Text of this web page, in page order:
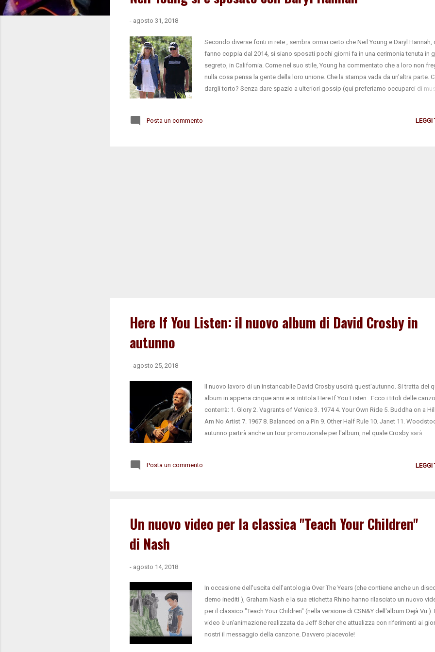
- agosto 31, 2018
Secondo diverse fonti in rete , sembra ormai certo che Neil Young e Daryl Hannah,
fanno coppia dal 2014, si siano sposati pochi giorni fa in una cerimonia tenuta in
segreto, in California. Come nel suo stile, Young ha commentato che a loro non
nulla cosa pensa la gente della loro unione. Che la stampa vada da un'altra parte.
dargli torto? Senza dare spazio a ulteriori gossip (qui preferiamo occuparci di
Posta un commento LEGGI
Here If You Listen: il nuovo album di David Crosby in
autunno
- agosto 25, 2018
Il nuovo lavoro di un instancabile David Crosby uscirà quest'autunno. Si tratta del
album in appena cinque anni e si intitola Here If You Listen . Ecco i titoli delle
conterrà: 1. Glory 2. Vagrants of Venice 3. 1974 4. Your Own Ride 5. Buddha on a
Am No Artist 7. 1967 8. Balanced on a Pin 9. Other Half Rule 10. Janet 11.
autunno partirà anche un tour promozionale per l'album, nel quale Crosby sarà
italiani a settembre, per due date . E che è in produzione un film documentario
Posta un commento LEGGI
Un nuovo video per la classica "Teach Your Children"
di Nash
- agosto 14, 2018
In occasione dell'uscita dell'antologia Over The Years (che contiene anche un
demo inediti ), Graham Nash e la sua etichetta Rhino hanno rilasciato un nuovo
per il classico "Teach Your Children" (nella versione di CSN&Y dell'album Dejà Vu ). Il
video è un'animazione realizzata da Jeff Scher che attualizza con riferimenti ai
nostri il messaggio della canzone. Davvero piacevole!